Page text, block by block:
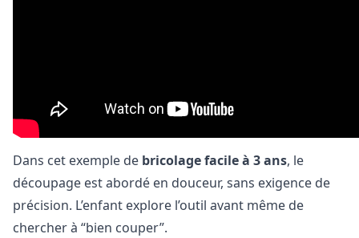
Dans cet exemple de bricolage facile à 3 ans, le
découpage est abordé en douceur, sans exigence de
précision. L’enfant explore l’outil avant même de
chercher à “bien couper”.